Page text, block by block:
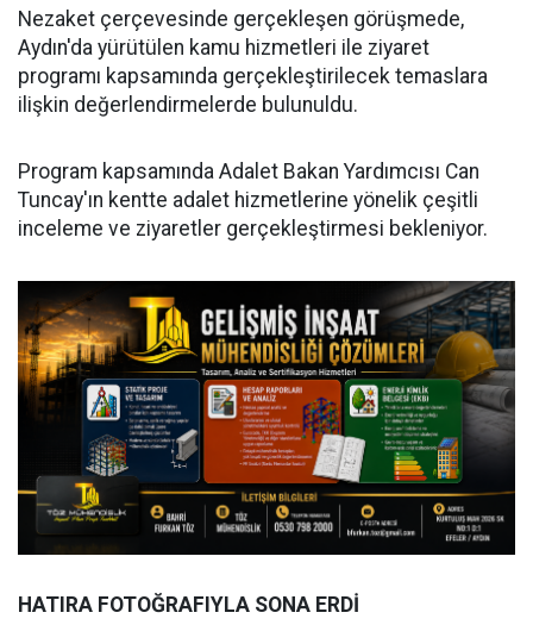
Nezaket çerçevesinde gerçekleşen görüşmede,
Aydın'da yürütülen kamu hizmetleri ile ziyaret
programı kapsamında gerçekleştirilecek temaslara
ilişkin değerlendirmelerde bulunuldu.
Program kapsamında Adalet Bakan Yardımcısı Can
Tuncay'ın kentte adalet hizmetlerine yönelik çeşitli
inceleme ve ziyaretler gerçekleştirmesi bekleniyor.
HATIRA FOTOĞRAFIYLA SONA ERDİ